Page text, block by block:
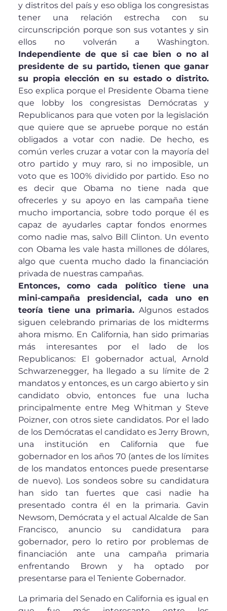
y distritos del país y eso obliga los congresistas
tener una relación estrecha con su
circunscripción porque son sus votantes y sin
ellos no volverán a Washington.
Independiente de que si cae bien o no al
presidente de su partido, tienen que ganar
su propia elección en su estado o distrito.
Eso explica porque el Presidente Obama tiene
que lobby los congresistas Demócratas y
Republicanos para que voten por la legislación
que quiere que se apruebe porque no están
obligados a votar con nadie. De hecho, es
común verles cruzar a votar con la mayoría del
otro partido y muy raro, si no imposible, un
voto que es 100% dividido por partido. Eso no
es decir que Obama no tiene nada que
ofrecerles y su apoyo en las campaña tiene
mucho importancia, sobre todo porque él es
capaz de ayudarles captar fondos enormes
como nadie mas, salvo Bill Clinton. Un evento
con Obama les vale hasta millones de dólares,
algo que cuenta mucho dado la financiación
privada de nuestras campañas.
Entonces, como cada político tiene una
mini-campaña presidencial, cada uno en
teoría tiene una primaria.Algunos estados
siguen celebrando primarias de los midterms
ahora mismo. En California, han sido primarias
más interesantes por el lado de los
Republicanos: El gobernador actual, Arnold
Schwarzenegger, ha llegado a su límite de 2
mandatos y entonces, es un cargo abierto y sin
candidato obvio, entonces fue una lucha
principalmente entre Meg Whitman y Steve
Poizner, con otros siete candidatos. Por el lado
de los Demócratas el candidato es Jerry Brown,
una institución en California que fue
gobernador en los años 70 (antes de los límites
de los mandatos entonces puede presentarse
de nuevo). Los sondeos sobre su candidatura
han sido tan fuertes que casi nadie ha
presentado contra él en la primaria. Gavin
Newsom, Demócrata y el actual Alcalde de San
Francisco, anuncio su candidatura para
gobernador, pero lo retiro por problemas de
financiación ante una campaña primaria
enfrentando Brown y ha optado por
presentarse para el Teniente Gobernador.
La primaria del Senado en California es igual en